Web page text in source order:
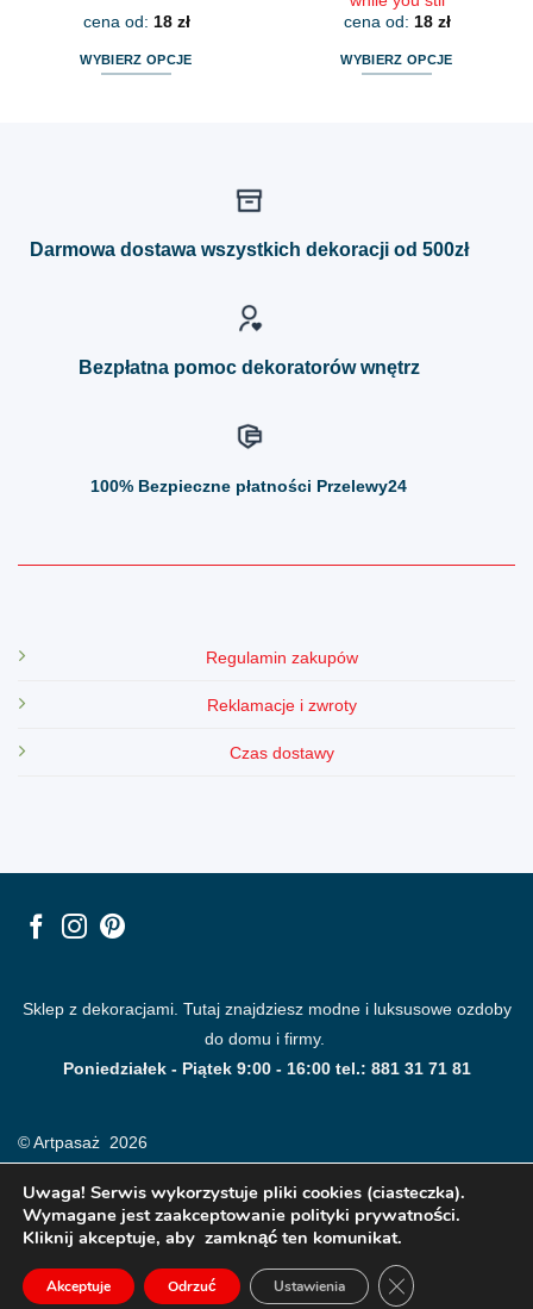
cena od: 18 zł
WYBIERZ OPCJE
cena od: 18 zł
WYBIERZ OPCJE
można
Darmowa dostawa wszystkich dekoracji od 500zł
Bezpłatna pomoc dekoratorów wnętrz
100% Bezpieczne płatności Przelewy24
Regulamin zakupów
Reklamacje i zwroty
Czas dostawy
Sklep z dekoracjami. Tutaj znajdziesz modne i luksusowe ozdoby
do domu i firmy.
Poniedziałek - Piątek 9:00 - 16:00 tel.: 881 31 71 81
© Artpasaż 2026
Modne plakaty, obrazy, fototapety i dekoracje na ściany.
Uwaga! Serwis wykorzystuje pliki cookies (ciasteczka).
Wymagane jest zaakceptowanie polityki prywatności.
Kliknij akceptuje, aby zamknąć ten komunikat.
Akceptuje Odrzuć Ustawienia ZAMKNIJ